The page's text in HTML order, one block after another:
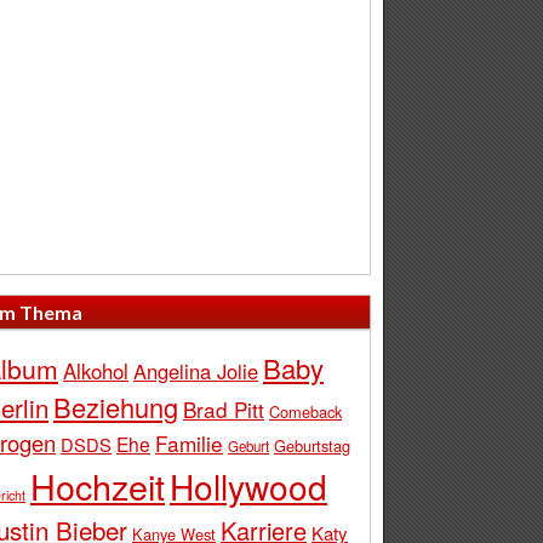
Thema
Alkohol Angelina Jolie Baby
Beziehung Brad Pitt Comeback
DSDS Ehe Familie Geburt Geburtstag
HochzeitHollywood
Bieber Kanye West Karriere Katy